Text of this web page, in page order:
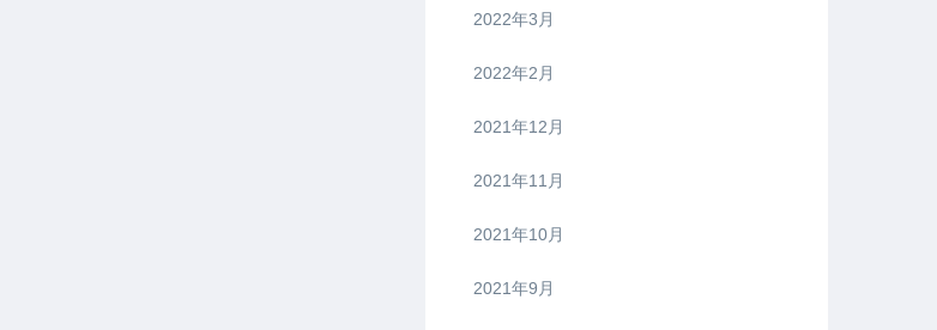
2022年3月
2022年2月
2021年12月
2021年11月
2021年10月
2021年9月